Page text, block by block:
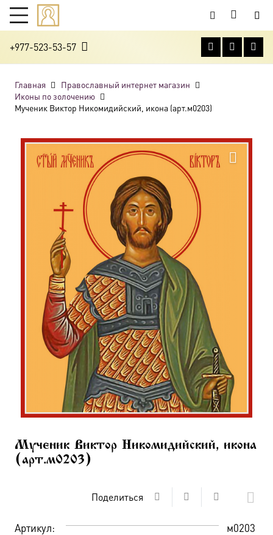
+977-523-53-57
Главная
Православный интернет магазин
Иконы по золочению
Мученик Виктор Никомидийский, икона (арт.м0203)
Мученик Виктор Никомидийский, икона
(арт.м0203)
Поделиться
Артикул: м0203